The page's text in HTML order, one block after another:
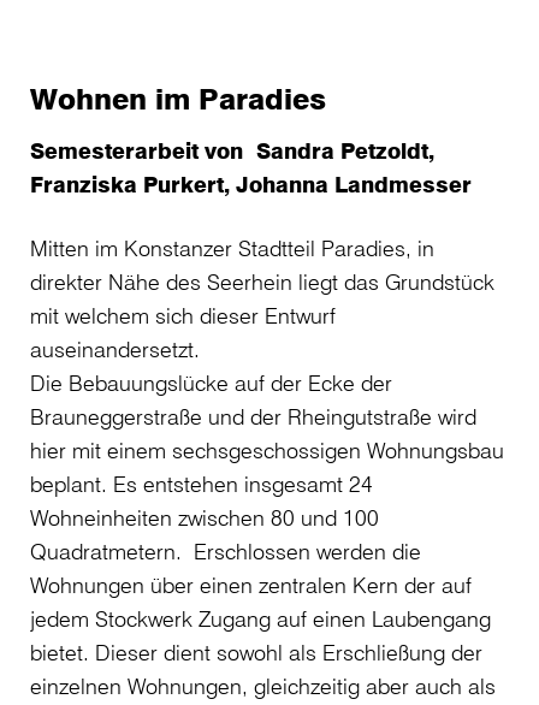
Wohnen im Paradies
Semesterarbeit von Sandra Petzoldt,
Franziska Purkert, Johanna Landmesser
Mitten im Konstanzer Stadtteil Paradies, in
direkter Nähe des Seerhein liegt das Grundstück
mit welchem sich dieser Entwurf
auseinandersetzt.
Die Bebauungslücke auf der Ecke der
Brauneggerstraße und der Rheingutstraße wird
hier mit einem sechsgeschossigen Wohnungsbau
beplant. Es entstehen insgesamt 24
Wohneinheiten zwischen 80 und 100
Quadratmetern. Erschlossen werden die
Wohnungen über einen zentralen Kern der auf
jedem Stockwerk Zugang auf einen Laubengang
bietet. Dieser dient sowohl als Erschließung der
einzelnen Wohnungen, gleichzeitig aber auch als